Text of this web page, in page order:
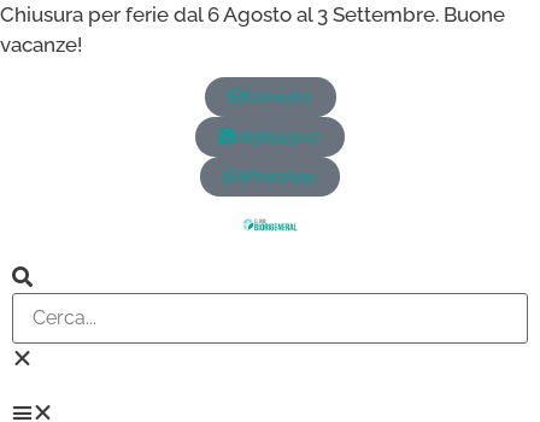
Chiusura per ferie dal 6 Agosto al 3 Settembre. Buone
vacanze!
Consulto
0858943217
WhatsApp